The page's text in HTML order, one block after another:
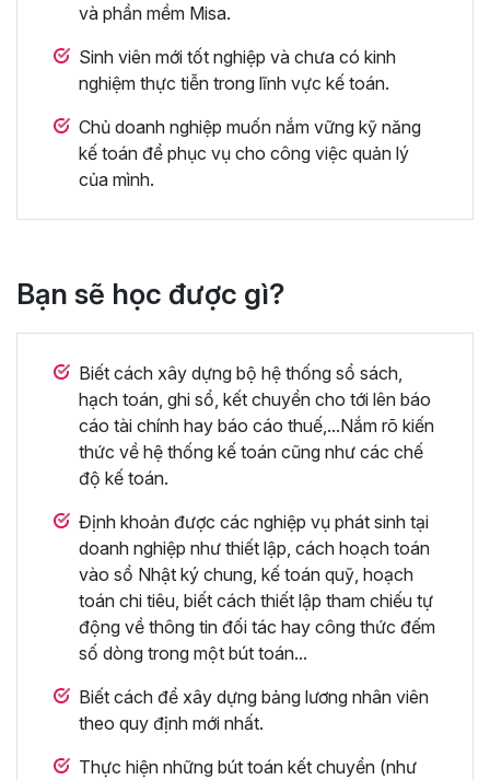
và phần mềm Misa.
Sinh viên mới tốt nghiệp và chưa có kinh
nghiệm thực tiễn trong lĩnh vực kế toán.
Chủ doanh nghiệp muốn nắm vững kỹ năng
kế toán để phục vụ cho công việc quản lý
của mình.
Bạn sẽ học được gì?
Biết cách xây dựng bộ hệ thống sổ sách,
hạch toán, ghi sổ, kết chuyển cho tới lên báo
cáo tài chính hay báo cáo thuế,...Nắm rõ kiến
thức về hệ thống kế toán cũng như các chế
độ kế toán.
Định khoản được các nghiệp vụ phát sinh tại
doanh nghiệp như thiết lập, cách hoạch toán
vào sổ Nhật ký chung, kế toán quỹ, hoạch
toán chi tiêu, biết cách thiết lập tham chiếu tự
động về thông tin đối tác hay công thức đếm
số dòng trong một bút toán...
Biết cách để xây dựng bảng lương nhân viên
theo quy định mới nhất.
Thực hiện những bút toán kết chuyển (như